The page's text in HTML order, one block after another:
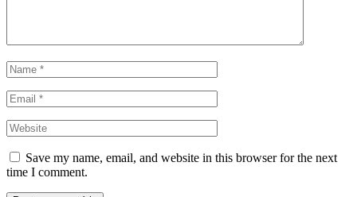
Save my name, email, and website in this browser for the next
time I comment.